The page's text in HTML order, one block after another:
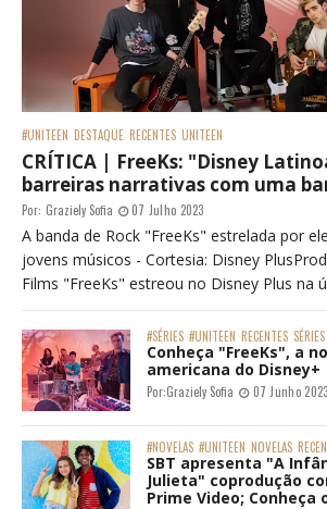
#UNITEEN DESTAQUE RECENTES UNITEEN
CRÍTICA | FreeKs: "Disney
barreiras narrativas com uma
Por: Graziely Sofia 07 Julho 2023
A banda de Rock "FreeKs" estrelada por
jovens músicos - Cortesia: Disney
Films "FreeKs" estreou no Disney Plus na
#SÉRIES #UNITEEN RECENTES SÉRIES
Conheça "FreeKs", a
americana do Disney+
Por:Graziely Sofia 07 Junho 2023
#NOVELAS #UNITEEN NOVELAS
SBT apresenta "A
Julieta" coprodução
Prime Video; Conheça